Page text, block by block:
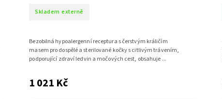
Skladem externě
1 021 Kč
Bezobilná hypoalergenní receptura s čerstvým králičím
masem pro dospělé a sterilované kočky s citlivým trávením,
podporující zdraví ledvin a močových cest, obsahuje ...